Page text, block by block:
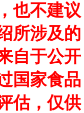
也不建议
所涉及的
自于公开
国家食品
估，仅供